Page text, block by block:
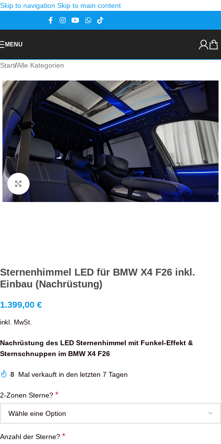
Skip to navigation Skip to main content
MENU
Start/Alle Kategorien
Zoom
Sternenhimmel LED für BMW X4 F26 inkl.
Einbau (Nachrüstung)
1.399,00 €
inkl. MwSt.
Nachrüstung des LED Sternenhimmel mit Funkel-Effekt &
Sternschnuppen im BMW X4 F26
8 Mal verkauft in den letzten 7 Tagen
2-Zonen Sterne? *
Anzahl der Sterne? *